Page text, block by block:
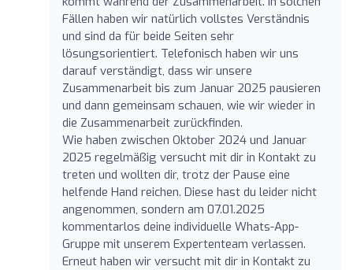
Fällen haben wir natürlich vollstes Verständnis
und sind da für beide Seiten sehr
lösungsorientiert. Telefonisch haben wir uns
darauf verständigt, dass wir unsere
Zusammenarbeit bis zum Januar 2025 pausieren
und dann gemeinsam schauen, wie wir wieder in
die Zusammenarbeit zurückfinden.
Wie haben zwischen Oktober 2024 und Januar
2025 regelmäßig versucht mit dir in Kontakt zu
treten und wollten dir, trotz der Pause eine
helfende Hand reichen. Diese hast du leider nicht
angenommen, sondern am 07.01.2025
kommentarlos deine individuelle Whats-App-
Gruppe mit unserem Expertenteam verlassen.
Erneut haben wir versucht mit dir in Kontakt zu